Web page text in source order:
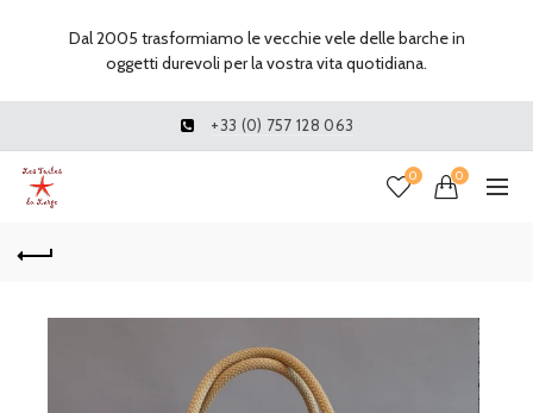
+33 (0) 757 128 063
0 0
Dal 2005 trasformiamo le vecchie vele delle barche in
oggetti durevoli per la vostra vita quotidiana.